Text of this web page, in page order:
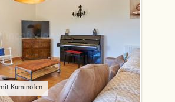
Kaminofen